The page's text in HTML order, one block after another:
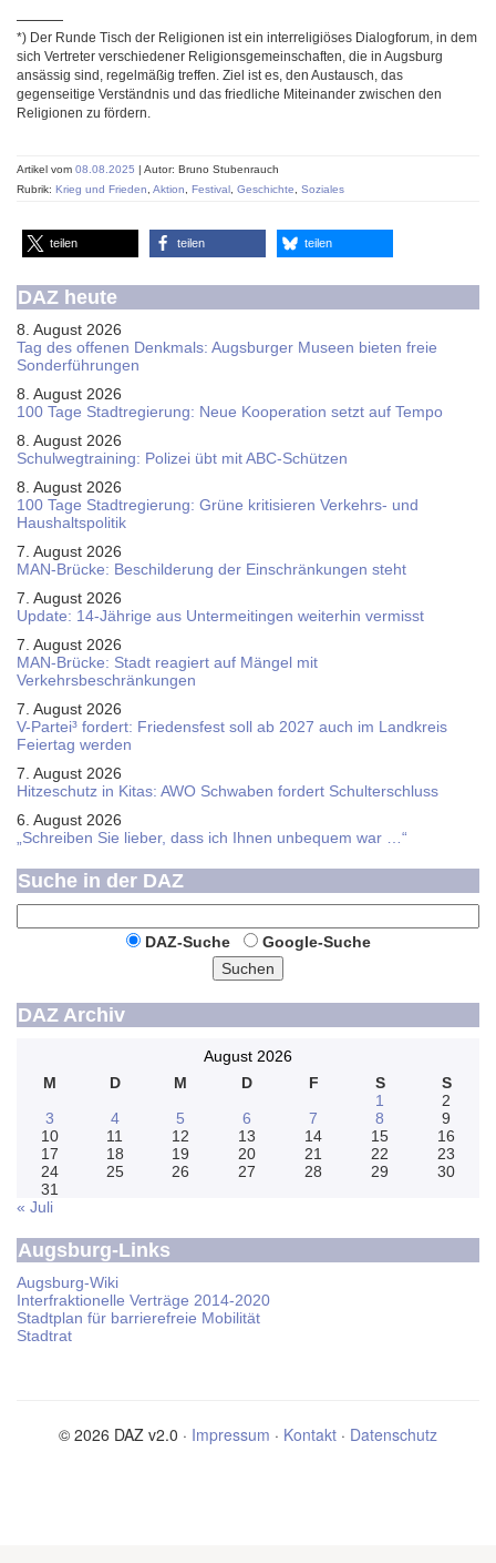
———
*) Der Runde Tisch der Religionen ist ein interreligiöses Dialogforum, in dem
sich Vertreter verschiedener Religionsgemeinschaften, die in Augsburg
ansässig sind, regelmäßig treffen. Ziel ist es, den Austausch, das
gegenseitige Verständnis und das friedliche Miteinander zwischen den
Religionen zu fördern.
Artikel vom 08.08.2025 | Autor: Bruno Stubenrauch
Rubrik: Krieg und Frieden Aktion Festival Geschichte Soziales
teilen teilen teilen
DAZ heute
8. August 2026
Tag des offenen Denkmals: Augsburger Museen bieten freie
Sonderführungen
8. August 2026
100 Tage Stadtregierung: Neue Kooperation setzt auf Tempo
8. August 2026
Schul­weg­trai­ning: Poli­zei übt mit ABC-Schüt­zen
8. August 2026
100 Tage Stadtregierung: Grüne kritisieren Verkehrs- und
Haushaltspolitik
7. August 2026
MAN-Brücke: Beschilderung der Einschränkungen steht
7. August 2026
Update: 14-Jährige aus Untermeitingen weiterhin vermisst
7. August 2026
MAN-Brücke: Stadt reagiert auf Mängel mit
Verkehrsbeschränkungen
7. August 2026
V-Partei­³ fordert: Friedens­fest soll ab 2027 auch im Land­kreis
Feier­tag werden
7. August 2026
Hitzeschutz in Kitas: AWO Schwaben fordert Schulterschluss
6. August 2026
„Schreiben Sie lieber, dass ich Ihnen unbequem war …“
Suche in der DAZ
DAZ-Suche
Google-Suche
Suchen
DAZ Archiv
August 2026
M
D M D F S
S
1
2
3
4 5 6 7 8
9
10
11 12 13 14 15
16
17
18 19 20 21 22
23
24
25 26 27 28 29
30
31
« Juli
Augsburg-Links
Augsburg-Wiki
Interfraktionelle Verträge 2014-2020
Stadtplan für barrierefreie Mobilität
Stadtrat
© 2026 DAZ v2.0 · Impressum · Kontakt · Datenschutz